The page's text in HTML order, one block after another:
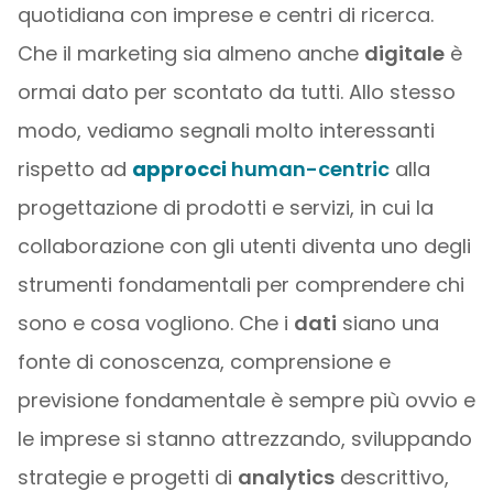
quotidiana con imprese e centri di ricerca.
Che il marketing sia almeno anche digitaleè
ormai dato per scontato da tutti. Allo stesso
modo, vediamo segnali molto interessanti
rispetto ad approcci human-centricalla
progettazione di prodotti e servizi, in cui la
collaborazione con gli utenti diventa uno degli
strumenti fondamentali per comprendere chi
sono e cosa vogliono. Che i dati siano una
fonte di conoscenza, comprensione e
previsione fondamentale è sempre più ovvio e
le imprese si stanno attrezzando, sviluppando
strategie e progetti di analyticsdescrittivo,